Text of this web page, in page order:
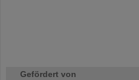
Gefördert von